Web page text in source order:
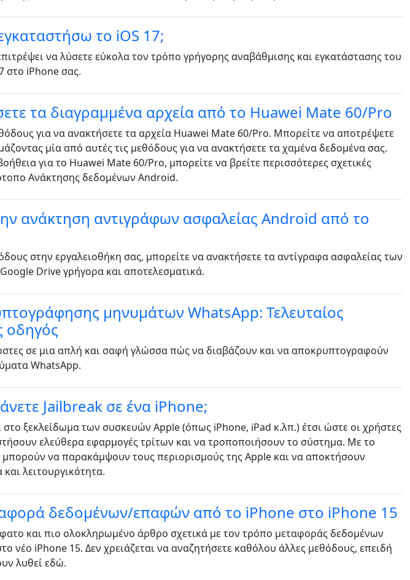
το iOS 17;
να λύσετε εύκολα τον τρόπο γρήγορης αναβάθμισης και εγκατάστασης του
στο iPhone σας.
τα διαγραμμένα αρχεία από το Huawei Mate 60/Pro
για να ανακτήσετε τα αρχεία Huawei Mate 60/Pro. Μπορείτε να αποτρέψετε
μία από αυτές τις μεθόδους για να ανακτήσετε τα χαμένα δεδομένα σας.
για το Huawei Mate 60/Pro, μπορείτε να βρείτε περισσότερες σχετικές
Ανάκτησης δεδομένων Android.
ανάκτηση αντιγράφων ασφαλείας Android από το
στην εργαλειοθήκη σας, μπορείτε να ανακτήσετε τα αντίγραφα ασφαλείας των
Drive γρήγορα και αποτελεσματικά.
μηνυμάτων WhatsApp: Τελευταίος
οδηγός
σε μια απλή και σαφή γλώσσα πώς να διαβάζουν και να αποκρυπτογραφούν
WhatsApp.
Jailbreak σε ένα iPhone;
στο ξεκλείδωμα των συσκευών Apple (όπως iPhone, iPad κ.λπ.) έτσι ώστε οι χρήστες
ελεύθερα εφαρμογές τρίτων και να τροποποιήσουν το σύστημα. Με το
να παρακάμψουν τους περιορισμούς της Apple και να αποκτήσουν
λειτουργικότητα.
δεδομένων/επαφών από το iPhone στο iPhone 15
και πιο ολοκληρωμένο άρθρο σχετικά με τον τρόπο μεταφοράς δεδομένων
νέο iPhone 15. Δεν χρειάζεται να αναζητήσετε καθόλου άλλες μεθόδους, επειδή
λυθεί εδώ.
Switch
Tiếng Việt
日本
Deutsche
Français
Bahasa Melayu
ไทย